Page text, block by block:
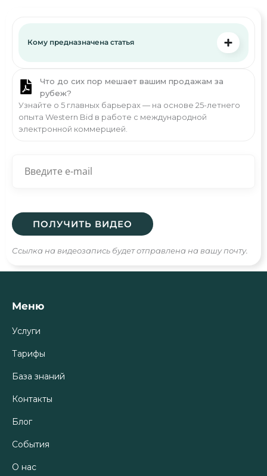
Кому предназначена статья
Что до сих пор мешает вашим продажам за
рубеж?
Узнайте о 5 главных барьерах — на основе 25-летнего
опыта Western Bid в работе с международной
электронной коммерцией.
Ссылка на видеозапись будет отправлена на вашу почту.
Меню
Услуги
Тарифы
База знаний
Контакты
Блог
События
О нас